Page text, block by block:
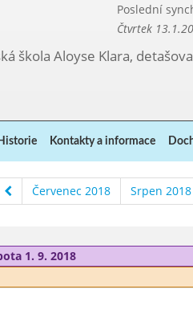
Poslední
Čtvrtek
škola Aloyse Klara,
Historie Kontakty a informace
Červenec 2018 Srpen 2018
1. 9. 2018